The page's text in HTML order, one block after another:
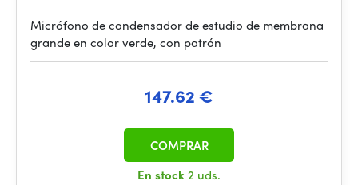
Micrófono de condensador de estudio de membrana
grande en color verde, con patrón
147.62 €
En stock2 uds.
COMPRAR